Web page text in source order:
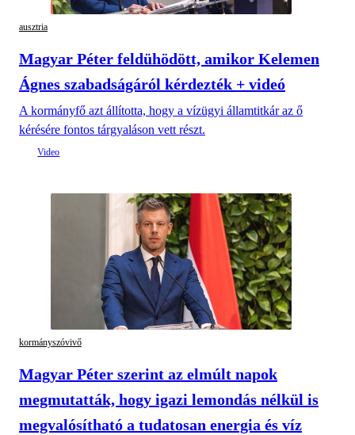
ausztria
Magyar Péter feldühödött, amikor Kelemen
Ágnes szabadságáról kérdezték + videó
A kormányfő azt állította, hogy a vízügyi államtitkár az ő
kérésére fontos tárgyaláson vett részt.
kormányszóvivő
Magyar Péter szerint az elmúlt napok
megmutatták, hogy igazi lemondás nélkül is
megvalósítható a tudatosan energia és víz